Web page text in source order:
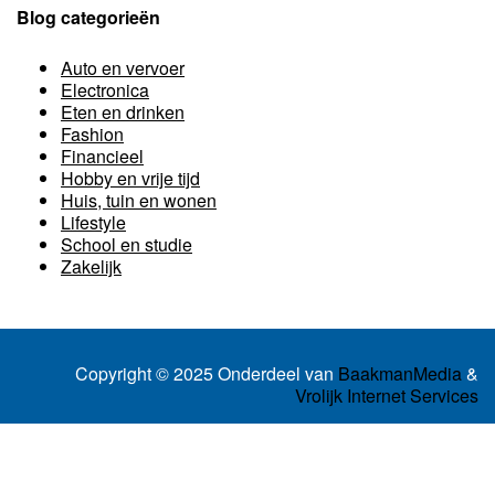
Blog categorieën
Auto en vervoer
Electronica
Eten en drinken
Fashion
Financieel
Hobby en vrije tijd
Huis, tuin en wonen
Lifestyle
School en studie
Zakelijk
Copyright © 2025 Onderdeel van BaakmanMedia&
Vrolijk Internet Services